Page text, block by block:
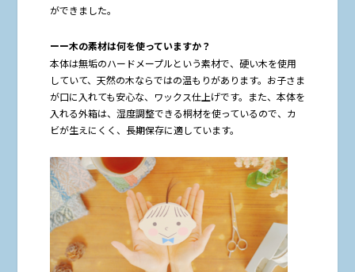
ができました。
ーー木の素材は何を使っていますか？
本体は無垢のハードメープルという素材で、硬い木を使用
していて、天然の木ならではの温もりがあります。お子さま
が口に入れても安心な、ワックス仕上げです。また、本体を
入れる外箱は、湿度調整できる桐材を使っているので、カ
ビが生えにくく、長期保存に適しています。